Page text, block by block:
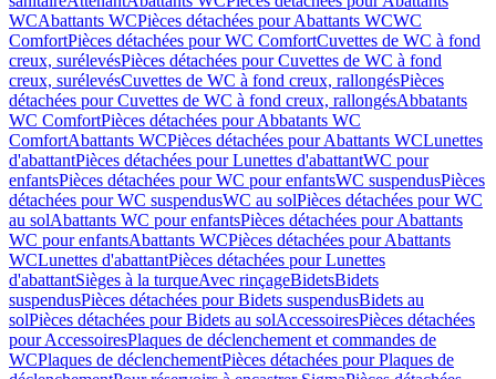
WCAbattants WCPièces détachées pour Abattants WCWC
ComfortPièces détachées pour WC ComfortCuvettes de WC à fond
creux, surélevésPièces détachées pour Cuvettes de WC à fond
creux, surélevésCuvettes de WC à fond creux, rallongésPièces
détachées pour Cuvettes de WC à fond creux, rallongésAbbatants
WC ComfortPièces détachées pour Abbatants WC
ComfortAbattants WCPièces détachées pour Abattants WCLunettes
d'abattantPièces détachées pour Lunettes d'abattantWC pour
enfantsPièces détachées pour WC pour enfantsWC suspendusPièces
détachées pour WC suspendusWC au solPièces détachées pour WC
au solAbattants WC pour enfantsPièces détachées pour Abattants
WC pour enfantsAbattants WCPièces détachées pour Abattants
WCLunettes d'abattantPièces détachées pour Lunettes
d'abattantSièges à la turqueAvec rinçageBidetsBidets
suspendusPièces détachées pour Bidets suspendusBidets au
solPièces détachées pour Bidets au solAccessoiresPièces détachées
pour AccessoiresPlaques de déclenchement et commandes de
WCPlaques de déclenchementPièces détachées pour Plaques de